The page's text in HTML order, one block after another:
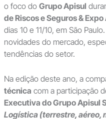
o foco do Grupo Apisul
de Riscos e Seguros &
dias 10 e 11/10, em São
novidades do mercado,
tendências do setor.
Na edição deste ano, a
técnica com a participação
Executiva do Grupo Apisul
Logística (terrestre, aéreo,